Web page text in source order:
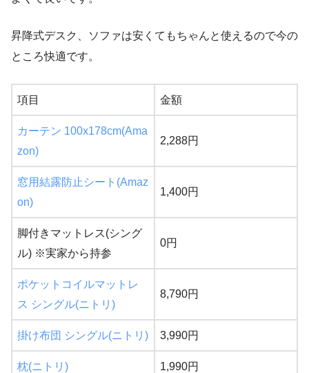
昇降式デスク、ソファは安くてもちゃんと使えるので今の
ところ快適です。
項目 金額
カーテン 100x178cm(Ama
zon)
2,288円
窓用結露防止シート(Amaz
on)
1,400円
脚付きマットレス(シング
ル) ※実家から持参
0円
ポケットコイルマットレ
ス シングル(ニトリ)
8,790円
掛け布団 シングル(ニトリ) 3,990円
枕(ニトリ) 1,990円